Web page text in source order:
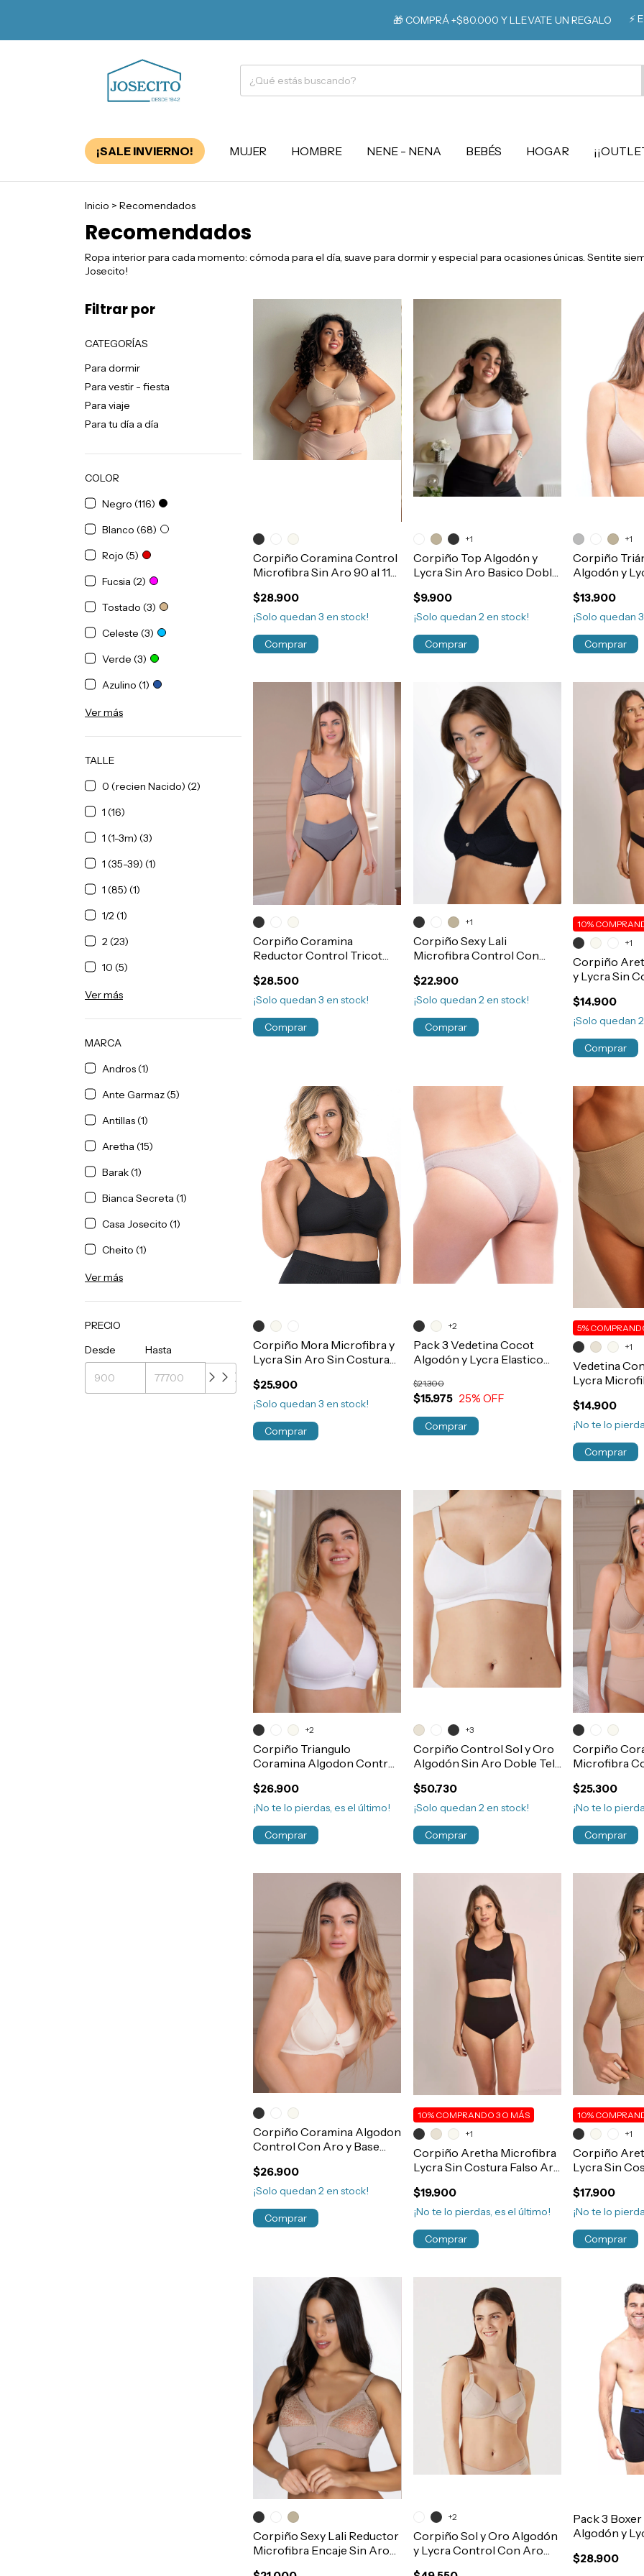
🎁 COMPRÁ +$80.000 Y LLEVATE UN REGALO ⚡️ EXTRA 15%
¡SALE INVIERNO! MUJER HOMBRE NENE - NENA BEBÉS HOGAR
Inicio > Recomendados
Recomendados
Ropa interior para cada momento: cómoda para el día, suave para dormir y especial para ocasiones únicas. Sentite
Josecito!
Filtrar por
CATEGORÍAS
Para dormir
Para vestir - fiesta
Para viaje
Para tu día a día
COLOR
Negro (116)
Blanco (68)
Rojo (5)
Fucsia (2)
Tostado (3)
Celeste (3)
Verde (3)
Azulino (1)
Ver más
TALLE
0 (recien Nacido) (2)
1 (16)
1 (1-3m) (3)
1 (35-39) (1)
1 (85) (1)
1/2 (1)
2 (23)
10 (5)
Ver más
MARCA
Andros (1)
Ante Garmaz (5)
Antillas (1)
Aretha (15)
Barak (1)
Bianca Secreta (1)
Casa Josecito (1)
Cheito (1)
Ver más
PRECIO
Desde
Hasta
Corpiño Coramina Control
Microfibra Sin Aro 90 al 115
$28.900
¡Solo quedan3 en stock!
Comprar
Corpiño Top Algodón y
Lycra Sin Aro Basico Doble
$9.900
¡Solo quedan 2en stock!
+1
Comprar
Corpiño
Algodón y
$13.900
¡Solo quedan3
+1
Comprar
Corpiño Coramina
Reductor Control Tricot
$28.500
¡Solo quedan3 en stock!
Comprar
Corpiño Sexy Lali
Microfibra Control Con
$22.900
¡Solo quedan 2en stock!
+1
Comprar
Corpiño
y Lycra Sin
Regulable
$14.900
10%
¡Solo quedan2
+1
Comprar
Corpiño Mora Microfibra y
Lycra Sin Aro Sin Costura
SIZE Art.1881
$25.900
¡Solo quedan3 en stock!
Comprar
Pack 3 Vedetina Cocot
Algodón y Lycra Elastico
$15.975
$21.300
25% OFF
+2
Comprar
Vedetina
Lycra
Post Parto
$14.900
5%
¡No te lo
+1
Comprar
Corpiño Triangulo
Coramina Algodon Control
Art.462
$26.900
¡No te lo pierdas, es el último!
+2
Comprar
Corpiño Control Sol y Oro
Algodón Sin Aro Doble Tela
$50.730
¡Solo quedan 2en stock!
+3
Comprar
Corpiño
Microfibra
$25.300
¡No te lo
Comprar
Corpiño Coramina Algodon
Control Con Aro y Base
$26.900
¡Solo quedan2en stock!
Comprar
Corpiño Aretha Microfibra
Lycra Sin Costura Falso Aro
$19.900
10% COMPRANDO 3 O MÁS
¡No te lo pierdas, es el último!
+1
Comprar
Corpiño
Lycra Sin
$17.900
10%
¡No te lo
+1
Comprar
Corpiño Sexy Lali Reductor
Microfibra Encaje Sin Aro
Corpiño Sol y Oro Algodón
y Lycra Control Con Aro
+2
Pack 3
Algodón y
Art.12050
$28.900